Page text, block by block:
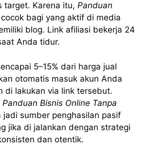
target. Karena itu, Panduan
bagi yang aktif di media
blog. Link afiliasi bekerja 24
Anda tidur.
5–15% dari harga jual
otomatis masuk akun Anda
di lakukan via link tersebut.
Panduan Bisnis Online Tanpa
jadi sumber penghasilan pasif
jika di jalankan dengan strategi
dan otentik.